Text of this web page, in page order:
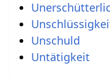
Unschuld
Untätigkeit